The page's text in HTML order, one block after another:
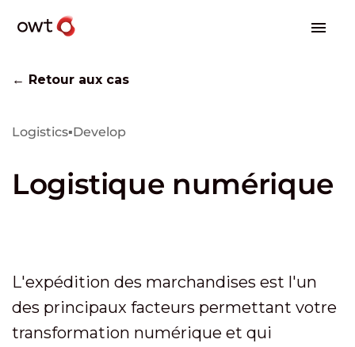
← Retour aux cas
Logistics▪Develop
Logistique numérique
L'expédition des marchandises est l'un
des principaux facteurs permettant votre
transformation numérique et qui